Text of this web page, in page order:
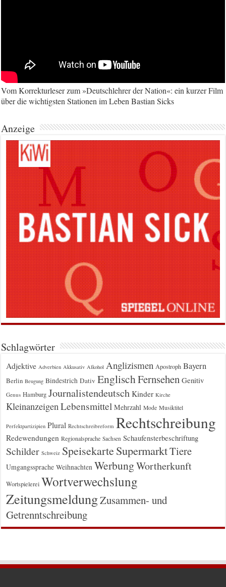
Vom Korrekturleser zum »Deutschlehrer der Nation«: ein kurzer Film
über die wichtigsten Stationen im Leben Bastian Sicks
Anzeige
Schlagwörter
Adjektive Adverbien Akkusativ Alkohol Anglizismen Apostroph Bayern
Berlin Beugung Bindestrich Dativ EnglischFernsehen Genitiv
Genus Hamburg Journalistendeutsch Kinder Kirche
Kleinanzeigen Lebensmittel Mehrzahl Mode Musiktitel
Perfektpartizipien Plural Rechtschreibreform Rechtschreibung
Redewendungen Regionalsprache Sachsen Schaufensterbeschriftung
Schilder Schweiz Speisekarte SupermarktTiere
Umgangssprache Weihnachten WerbungWortherkunft
Wortspielerei Wortverwechslung
ZeitungsmeldungZusammen- und
Getrenntschreibung